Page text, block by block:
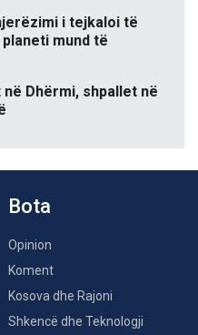
i tejkaloi të
mund të
Dhërmi, shpallet në
Bota
Opinion
Koment
Kosova dhe Rajoni
Shkencë dhe Teknologji